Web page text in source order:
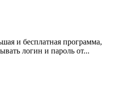
и бесплатная программа,
логин и пароль от...